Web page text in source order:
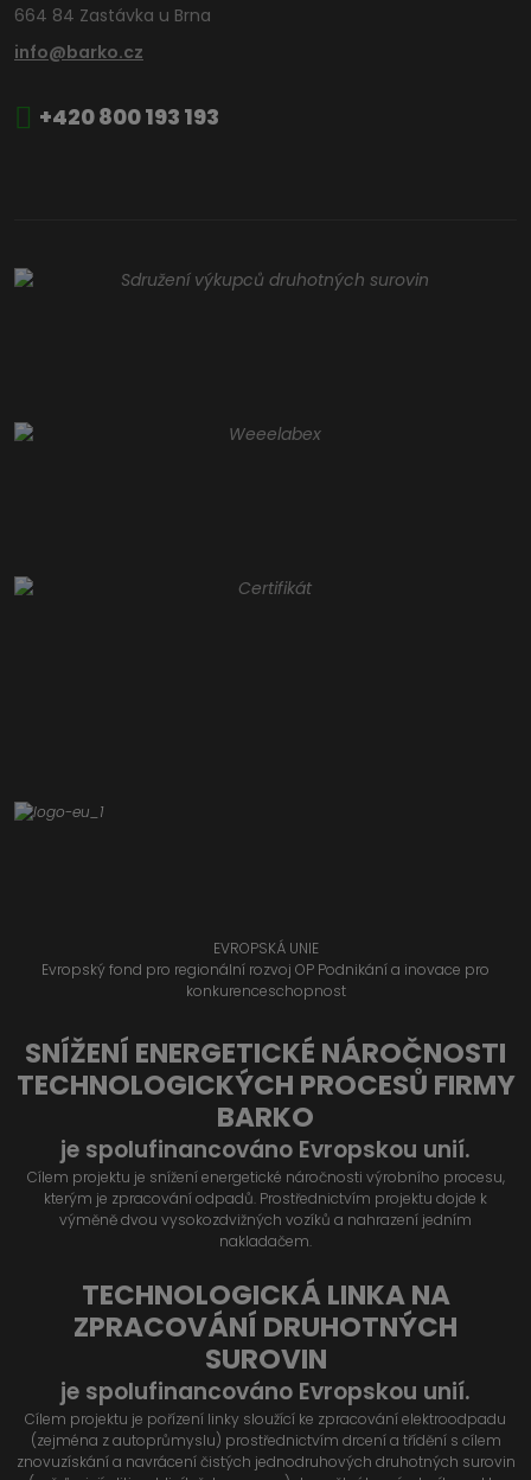
664 84 Zastávka u Brna
info@barko.cz
+420 800 193 193
EVROPSKÁ UNIE
Evropský fond pro regionální rozvoj OP Podnikání a inovace pro
konkurenceschopnost
SNÍŽENÍ ENERGETICKÉ NÁROČNOSTI
TECHNOLOGICKÝCH PROCESŮ FIRMY
BARKO
je spolufinancováno Evropskou unií.
Cílem projektu je snížení energetické náročnosti výrobního procesu,
kterým je zpracování odpadů. Prostřednictvím projektu dojde k
výměně dvou vysokozdvižných vozíků a nahrazení jedním
nakladačem.
TECHNOLOGICKÁ LINKA NA
ZPRACOVÁNÍ DRUHOTNÝCH
SUROVIN
je spolufinancováno Evropskou unií.
Cílem projektu je pořízení linky sloužící ke zpracování elektroodpadu
(zejména z autoprůmyslu) prostřednictvím drcení a třídění s cílem
znovuzískání a navrácení čistých jednodruhových druhotných surovin